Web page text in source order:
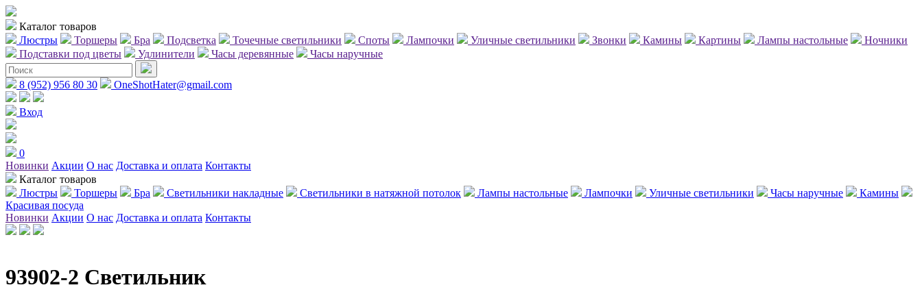
Каталог товаров
Люстры
Торшеры Бра Подсветка Точечные светильники Споты Лампочки Уличные светильники Звонки Камины Картины Лампы настольные
Ночники
Подставки под цветы
Удлинители Часы деревянные Часы наручные
8 (952) 956 80 30 OneShotHater@gmail.com
Вход
0
Новинки Акции О нас Доставка и оплата Контакты
Каталог товаров
Люстры
Торшеры Бра Светильники накладные Светильники в натяжной потолок Лампы настольные Лампочки Уличные светильники Часы наручные
Камины
Красивая посуда
Новинки Акции О нас Доставка и оплата Контакты
93902-2 Светильник